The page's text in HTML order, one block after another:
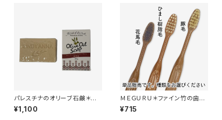
パレスチナのオリーブ石鹸＊ザ
クロ入り＊食用ヴァージン＊オリ
ーブオイルだけを原料とした貴
¥1,100
ＭＥＧＵＲＵ＊ファイン竹の歯ブ
ラシ 全3種＊化学物質過敏症/ヴ
ィーガン/生分解性
¥715